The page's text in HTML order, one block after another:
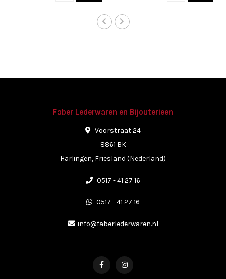
Faber Lederwaren en Bijouterieen
Voorstraat 24
8861 BK
Harlingen, Friesland (Nederland)
0517 - 41 27 16
0517 - 41 27 16
info@faberlederwaren.nl